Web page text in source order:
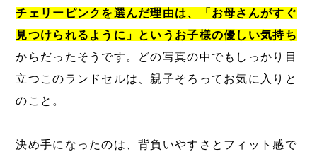
チェリーピンクを選んだ理由は、「お母さんがすぐ
見つけられるように」というお子様の優しい気持ち
からだったそうです。どの写真の中でもしっかり目
立つこのランドセルは、親子そろってお気に入りと
のこと。
決め手になったのは、背負いやすさとフィット感で